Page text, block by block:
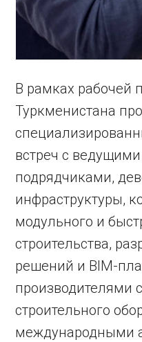
В рамках рабочей
Туркменистана
встреч с
подрядчиками,
инфраструктуры,
модульного и
строительства,
решений и BIM-
производителями
строительного
международными